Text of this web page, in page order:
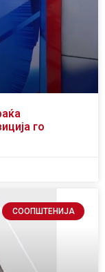
го
СООПШТЕНИЈА